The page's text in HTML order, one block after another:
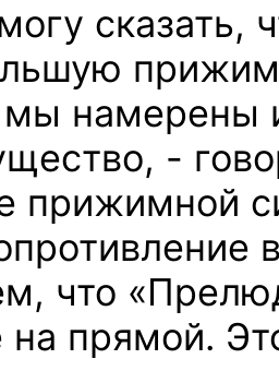
сказать,
намерены
-
прижимной
что
прямой.